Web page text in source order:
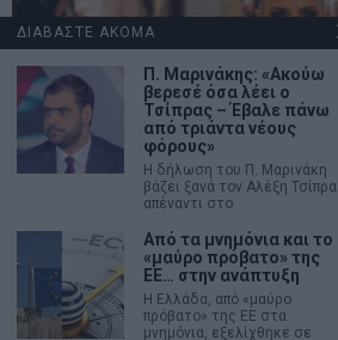
ΔΙΑΒΑΣΤΕ ΑΚΟΜΑ
Π. Μαρινάκης: «Ακούω
βερεσέ όσα λέει ο
Τσίπρας – Έβαλε πάνω
από τριάντα νέους
φόρους»
Η δήλωση του Π. Μαρινάκη
βάζει ξανά τον Αλέξη Τσίπρα
απέναντι στο
Από τα μνημόνια και το
«μαύρο πρόβατο» της
ΕΕ… στην ανάπτυξη
Η Ελλάδα, από «μαύρο
πρόβατο» της ΕΕ στα
μνημόνια, εξελίχθηκε σε